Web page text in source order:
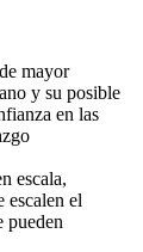
mayor
y su posible
en las
escala,
escalen el
pueden